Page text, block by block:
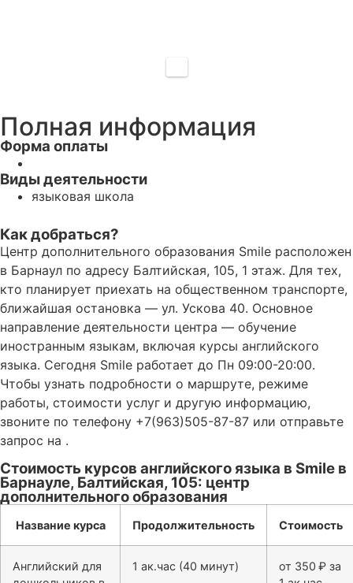
Полная информация
Форма оплаты
Виды деятельности
языковая школа
Как добраться?
Центр дополнительного образования Smile расположен
в Барнаул по адресу Балтийская, 105, 1 этаж. Для тех,
кто планирует приехать на общественном транспорте,
ближайшая остановка — ул. Ускова 40. Основное
направление деятельности центра — обучение
иностранным языкам, включая курсы английского
языка. Сегодня Smile работает до Пн 09:00-20:00.
Чтобы узнать подробности о маршруте, режиме
работы, стоимости услуг и другую информацию,
звоните по телефону +7(963)505-87-87 или отправьте
запрос на .
Стоимость курсов английского языка в Smile в
Барнауле, Балтийская, 105: центр
дополнительного образования
Название курса Продолжительность Стоимость
Английский для
1 ак.час (40 минут)
от 350 ₽ за